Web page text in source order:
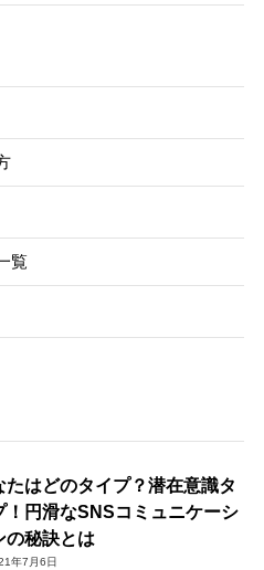
覧
たはどのタイプ？潜在意識タ
！円滑なSNSコミュニケーシ
の秘訣とは
年7月6日